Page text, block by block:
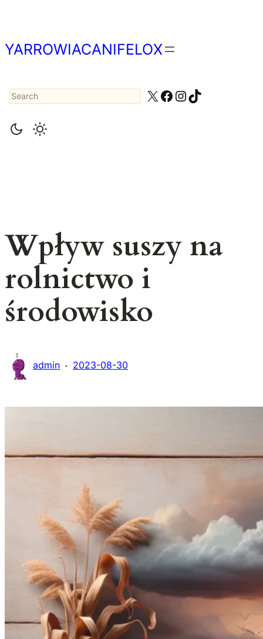
treści
YARROWIACANIFELOX
Search X Facebook
Instagram
TikTok
Wpływ suszy na
rolnictwo i
środowisko
admin · 2023-08-30